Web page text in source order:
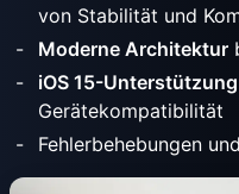
von Stabilität und
Moderne Architektur
iOS 15-Unterstützung
Gerätekompatibilität
Fehlerbehebungen